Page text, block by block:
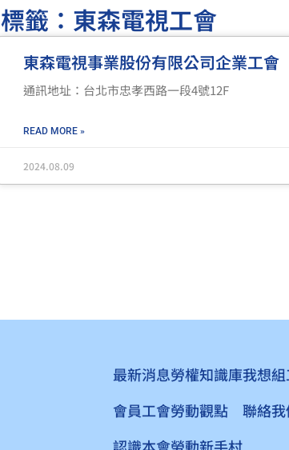
標籤：東森電視工會
東森電視事業股份有限公司企業工會
通訊地址：台北市忠孝西路一段4號12F
READ MORE »
2024.08.09
最新消息
會員工會
勞權知識庫
勞動觀點
我想
聯絡我